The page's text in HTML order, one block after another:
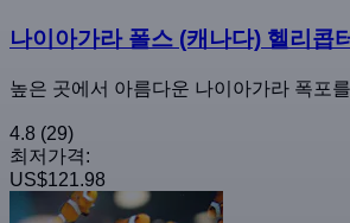
나이아가라 폴스 (캐나다) 헬리콥
높은 곳에서 아름다운 나이아가라 폭포
4.8 (29)
최저가격:
US$121.98